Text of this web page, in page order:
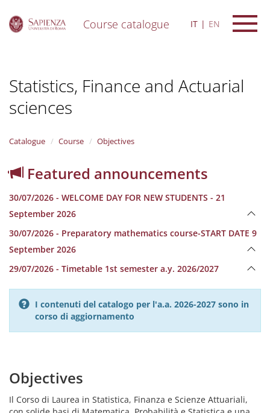
Course catalogue IT EN
Statistics, Finance and Actuarial
sciences
Catalogue Course Objectives
Featured announcements
30/07/2026 - WELCOME DAY FOR NEW STUDENTS - 21
September 2026
30/07/2026 - Preparatory mathematics course-START DATE 9
September 2026
29/07/2026 - Timetable 1st semester a.y. 2026/2027
I contenuti del catalogo per l'a.a. 2026-2027 sono in
corso di aggiornamento
Objectives
Il Corso di Laurea in Statistica, Finanza e Scienze Attuariali,